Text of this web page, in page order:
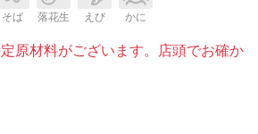
そば 落花生 えび かに
原材料がございます。店頭でお確か